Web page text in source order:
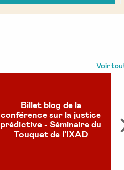
Voir
Billet blog de la
conférence sur la justice
prédictive - Séminaire du
Touquet de l'IXAD